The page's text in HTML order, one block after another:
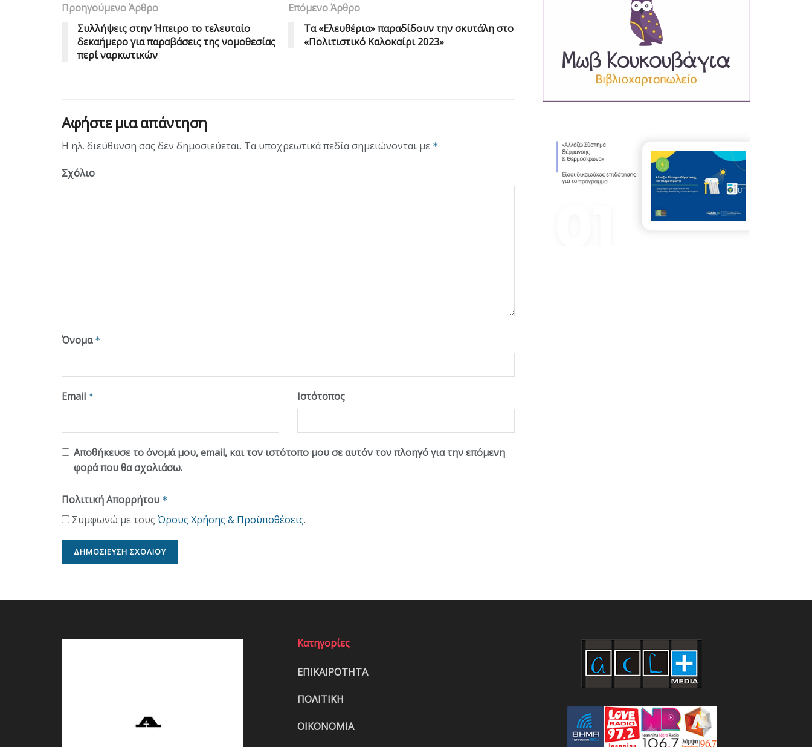
Προηγούμενο Άρθρο
Συλλήψεις στην Ήπειρο το τελευταίο
δεκαήμερο για παραβάσεις της νομοθεσίας
περί ναρκωτικών
Επόμενο Άρθρο
Τα «Ελευθέρια» παραδίδουν την σκυτάλη στο
«Πολιτιστικό Καλοκαίρι 2023»
Αφήστε μια απάντηση
Η ηλ. διεύθυνση σας δεν δημοσιεύεται. Τα υποχρεωτικά πεδία σημειώνονται με *
Σχόλιο
Όνομα *
Email * Ιστότοπος
Αποθήκευσε το όνομά μου, email, και τον ιστότοπο μου σε αυτόν τον πλοηγό για την επόμενη
φορά που θα σχολιάσω.
Πολιτική Απορρήτου *
Συμφωνώ με τους Όρους Χρήσης & Προϋποθέσεις.
Κατηγορίες
ΕΠΙΚΑΙΡΟΤΗΤΑ
ΠΟΛΙΤΙΚΗ
ΟΙΚΟΝΟΜΙΑ